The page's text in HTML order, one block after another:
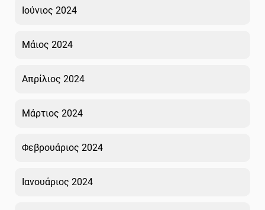
Ιούνιος 2024
Μάιος 2024
Απρίλιος 2024
Μάρτιος 2024
Φεβρουάριος 2024
Ιανουάριος 2024